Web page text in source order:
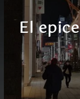
El